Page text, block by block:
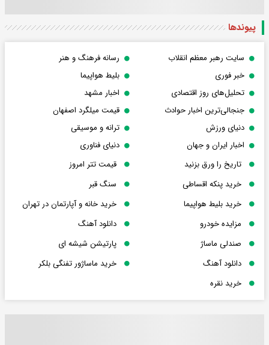
پیوندها
سایت رهبر معظم انقلاب
رسانه فرهنگ و هنر
خبر فوری
بلیط هواپیما
تحلیل‌های روز اقتصادی
اخبار مشهد
جنجالی‌ترین اخبار حوادث
قیمت میلگرد اصفهان
دنیای ورزش
ترانه و موسیقی
اخبار ایران و جهان
دنیای فناوری
تاریخ را ورق بزنید
قیمت تتر امروز
خرید پنکه اقساطی
سنگ قبر
خرید بلیط هواپیما
خرید خانه و آپارتمان در تهران
مزایده خودرو
دانلود آهنگ
صندلی ماساژ
پارتیشن شیشه ای
دانلود آهنگ
خرید ماساژور تفنگی بلکر
خرید نقره